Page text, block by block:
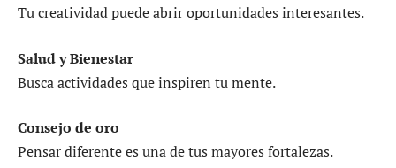
Tu creatividad puede abrir oportunidades interesantes.
Salud y Bienestar
Busca actividades que inspiren tu mente.
Consejo de oro
Pensar diferente es una de tus mayores fortalezas.